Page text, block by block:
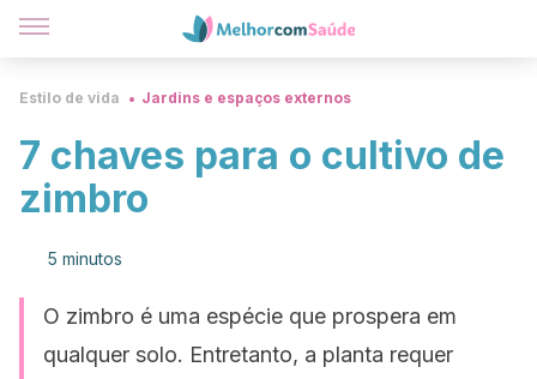
Estilo de vida Jardins e espaços externos
7 chaves para o cultivo de
zimbro
5 minutos
O zimbro é uma espécie que prospera em
qualquer solo. Entretanto, a planta requer